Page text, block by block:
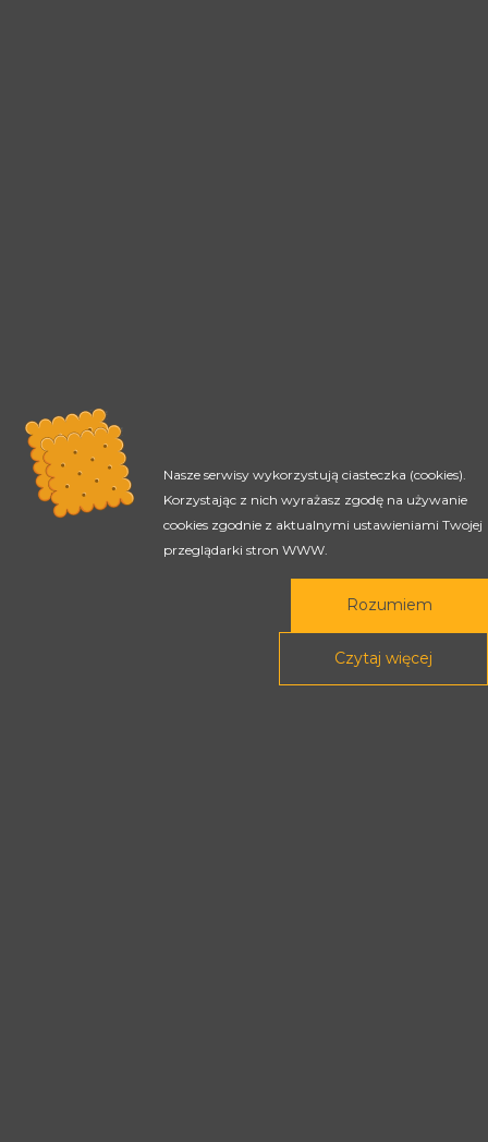
Nasze serwisy wykorzystują ciasteczka (cookies).
Korzystając z nich wyrażasz zgodę na używanie
cookies zgodnie z aktualnymi ustawieniami Twojej
przeglądarki stron WWW.
Rozumiem
Czytaj więcej